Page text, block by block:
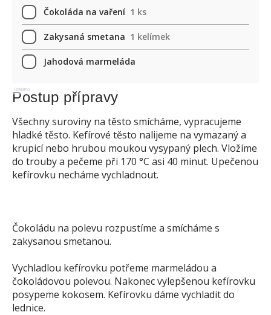
Čokoláda na vaření 1 ks
Zakysaná smetana 1 kelímek
Jahodová marmeláda
Reklama
Postup přípravy
Všechny suroviny na těsto smícháme, vypracujeme
hladké těsto. Kefírové těsto nalijeme na vymazaný a
krupicí nebo hrubou moukou vysypaný plech. Vložíme
do trouby a pečeme při 170 °C asi 40 minut. Upečenou
kefírovku necháme vychladnout.
Čokoládu na polevu rozpustíme a smícháme s
zakysanou smetanou.
Vychladlou kefírovku potřeme marmeládou a
čokoládovou polevou. Nakonec vylepšenou kefírovku
posypeme kokosem. Kefírovku dáme vychladit do
lednice.